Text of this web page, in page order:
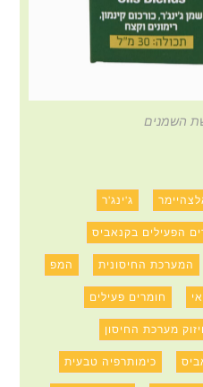
השמנים
ג'ינג'ר
הפעילים בקנאביס
המערכת החיסונית המפ
חומרים פעילים
מערכת החיסון
כימותרפיה טבעית